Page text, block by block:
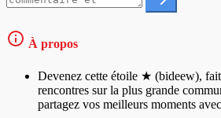
À propos
Devenez cette étoile ★ (bideew),
rencontres sur la plus grande
partagez vos meilleurs moments